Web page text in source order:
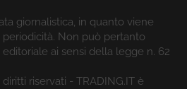
giornalistica, in quanto viene
Non può pertanto
ai sensi della legge n. 62
riservati - TRADING.IT è